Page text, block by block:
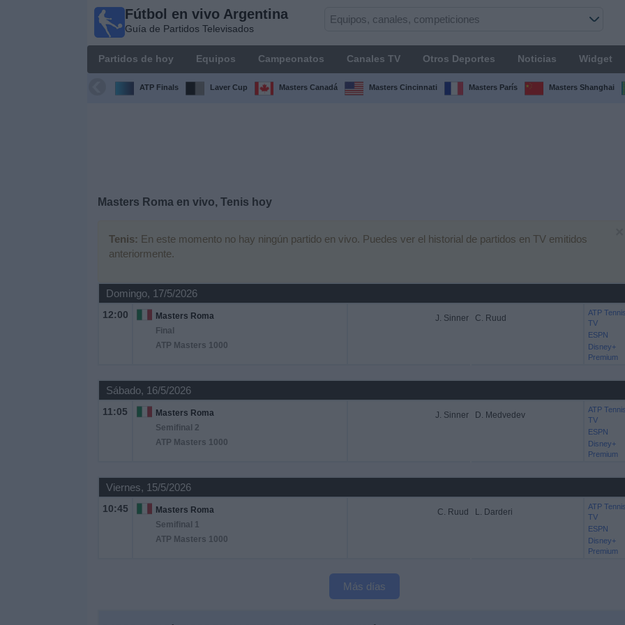
Fútbol en vivo Argentina
Guía de Partidos Televisados
Partidos de hoy Equipos Campeonatos Canales TV Otros Deportes Noticias Widget
ATP Finals Laver Cup Masters Canadá Masters Cincinnati Masters París Masters Shanghai
Masters Roma en vivo, Tenis hoy
Tenis: En este momento no hay ningún partido en vivo. Puedes ver el historial de partidos en TV emitidos
anteriormente.
Domingo, 17/5/2026
12:00
Masters Roma
Final
ATP Masters 1000
J. Sinner C. Ruud
ATP Tennis
TV
ESPN
Disney+
Premium
Sábado, 16/5/2026
11:05
Masters Roma
Semifinal 2
ATP Masters 1000
J. Sinner D. Medvedev
ATP Tennis
TV
ESPN
Disney+
Premium
Viernes, 15/5/2026
10:45
Masters Roma
Semifinal 1
ATP Masters 1000
C. Ruud L. Darderi
ATP Tennis
TV
ESPN
Disney+
Premium
Más días
Fútbol en
Argentina